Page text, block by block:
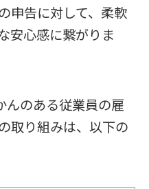
申告に対して、柔軟
安心感に繋がりま
んのある従業員の雇
取り組みは、以下の